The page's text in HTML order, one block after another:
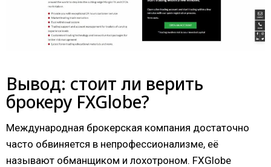
Вывод: стоит ли верить
брокеру FXGlobe?
Международная брокерская компания достаточно
часто обвиняется в непрофессионализме, её
называют обманщиком и лохотроном. FXGlobe